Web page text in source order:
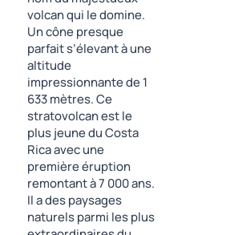
volcan qui le domine.
Un cône presque
parfait s’élevant à une
altitude
impressionnante de 1
633 mètres. Ce
stratovolcan est le
plus jeune du Costa
Rica avec une
première éruption
remontant à 7 000 ans.
Il a des paysages
naturels parmi les plus